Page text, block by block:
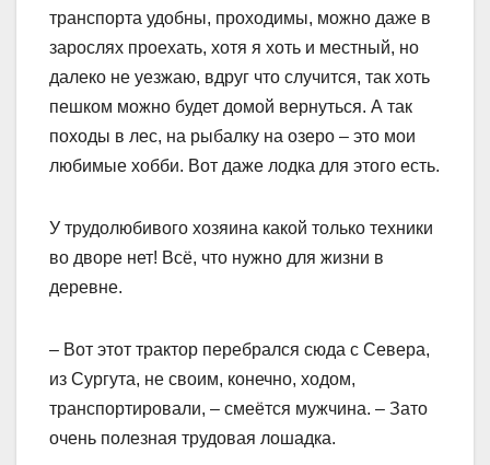
транспорта удобны, проходимы, можно даже в
зарослях проехать, хотя я хоть и местный, но
далеко не уезжаю, вдруг что случится, так хоть
пешком можно будет домой вернуться. А так
походы в лес, на рыбалку на озеро – это мои
любимые хобби. Вот даже лодка для этого есть.
У трудолюбивого хозяина какой только техники
во дворе нет! Всё, что нужно для жизни в
деревне.
– Вот этот трактор перебрался сюда с Севера,
из Сургута, не своим, конечно, ходом,
транспортировали, – смеётся мужчина. – Зато
очень полезная трудовая лошадка.